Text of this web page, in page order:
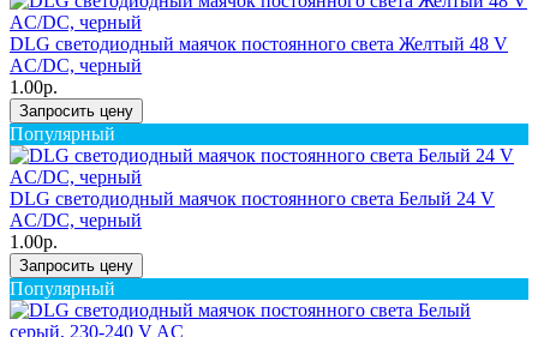
DLG светодиодный маячок постоянного света Желтый 48 V
AC/DC, черный
1.00р.
Запросить цену
Популярный
DLG светодиодный маячок постоянного света Белый 24 V
AC/DC, черный
1.00р.
Запросить цену
Популярный